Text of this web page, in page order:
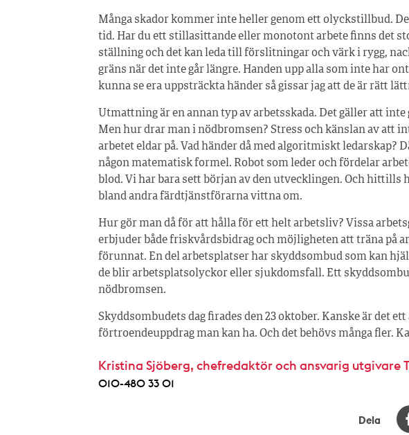
Många skador kommer inte heller genom ett olyckstillbud.
tid. Har du ett stillasittande eller monotont arbete finns det
ställning och det kan leda till förslitningar och värk i rygg,
gräns när det inte går längre. Handen upp alla som inte har
kunna se era uppsträckta händer så gissar jag att de är rätt
Utmattning är en annan typ av arbetsskada. Det gäller att inte
Men hur drar man i nödbromsen? Stress och känslan av att
arbetet eldar på. Vad händer då med algoritmiskt ledarskap?
någon matematisk formel. Robot som leder och fördelar
blod. Vi har bara sett början av den utvecklingen. Och hittills
bland andra färdtjänstförarna vittna om.
Hur gör man då för att hålla för ett helt arbetsliv? Vissa
erbjuder både friskvårdsbidrag och möjligheten att träna på
förunnat. En del arbetsplatser har skyddsombud som kan
de blir arbetsplatsolyckor eller sjukdomsfall. Ett
nödbromsen.
Skyddsombudets dag firades den 23 oktober. Kanske är det
förtroendeuppdrag man kan ha. Och det behövs många fler.
Kristina Sjöberg, chefredaktör och ansvarig utgivare
010-480 33 01
Dela